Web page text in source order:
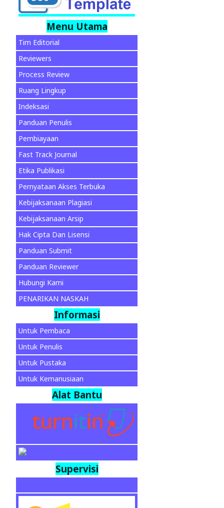
Menu Utama
Tim Editorial
Reviewers
Process Review
Ruang Lingkup
Indeksasi
Panduan Penulis
Pembiayaan
Fast Track Journal
Etika Publikasi
Pernyataan Akses Terbuka
Kebijaksanaan Plagiasi
Kebijaksanaan Arsip
Hak Cipta Dan Lisensi
Panduan Submit
Panduan Reviewer
Hubungi Kami
PENARIKAN NASKAH
Informasi
Untuk Pembaca
Untuk Penulis
Untuk Pustaka
Untuk Kemanusiaan
Alat Bantu
Supervisi